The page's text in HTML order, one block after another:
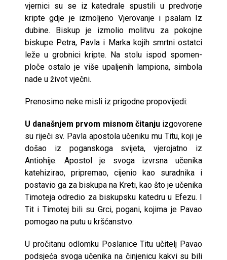
vjernici su se iz katedrale spustili u predvorje
kripte gdje je izmoljeno Vjerovanje i psalam Iz
dubine. Biskup je izmolio molitvu za pokojne
biskupe Petra, Pavla i Marka kojih smrtni ostatci
leže u grobnici kripte. Na stolu ispod spomen-
ploče ostalo je više upaljenih lampiona, simbola
nade u život vječni.
Prenosimo neke misli iz prigodne propovijedi:
U današnjem prvom misnom čitanjuizgovorene
su riječi sv. Pavla apostola učeniku mu Titu, koji je
došao iz poganskoga svijeta, vjerojatno iz
Antiohije. Apostol je svoga izvrsna učenika
katehizirao, pripremao, cijenio kao suradnika i
postavio ga za biskupa na Kreti, kao što je učenika
Timoteja odredio za biskupsku katedru u Efezu. I
Tit i Timotej bili su Grci, pogani, kojima je Pavao
pomogao na putu u kršćanstvo.
U pročitanu odlomku Poslanice Titu učitelj Pavao
podsjeća svoga učenika na činjenicu kakvi su bili